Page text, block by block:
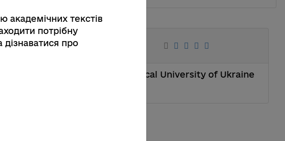
National Technical University of Ukraine
академічних текстів
потрібну
дізнаватися про